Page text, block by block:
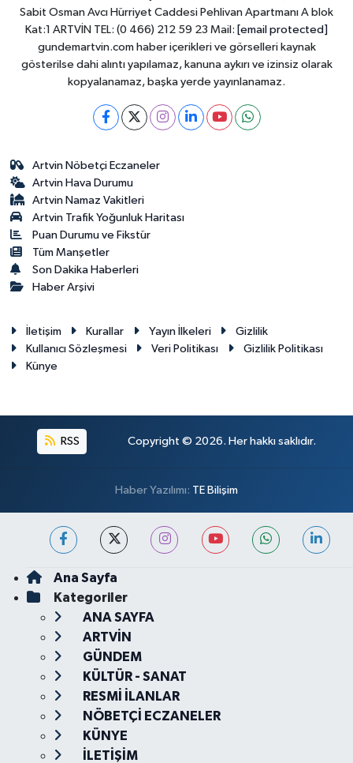
Sabit Osman Avcı Hürriyet Caddesi Pehlivan Apartmanı A blok
Kat:1 ARTVİN TEL: (0 466) 212 59 23 Mail: [email protected]
gundemartvin.com haber içerikleri ve görselleri kaynak
gösterilse dahi alıntı yapılamaz, kanuna aykırı ve izinsiz olarak
kopyalanamaz, başka yerde yayınlanamaz.
Artvin Nöbetçi Eczaneler
Artvin Hava Durumu
Artvin Namaz Vakitleri
Artvin Trafik Yoğunluk Haritası
Puan Durumu ve Fikstür
Tüm Manşetler
Son Dakika Haberleri
Haber Arşivi
İletişim Kurallar Yayın İlkeleri
Gizlilik
Kullanıcı Sözleşmesi
Veri Politikası
Gizlilik Politikası
Künye
RSS Copyright © 2026. Her hakkı saklıdır.
Haber Yazılımı: TE Bilişim
Ana Sayfa
Kategoriler
ANA SAYFA
ARTVİN
GÜNDEM
KÜLTÜR - SANAT
RESMİ İLANLAR
NÖBETÇİ ECZANELER
KÜNYE
İLETİŞİM